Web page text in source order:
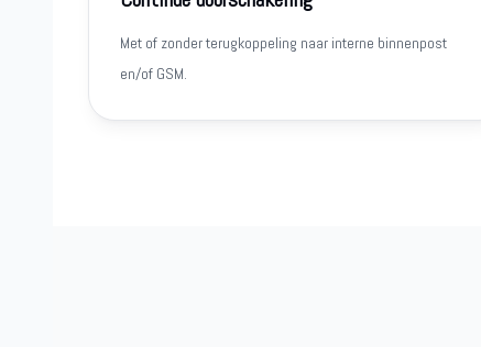
Met of zonder terugkoppeling naar interne binnenpost
en/of GSM.